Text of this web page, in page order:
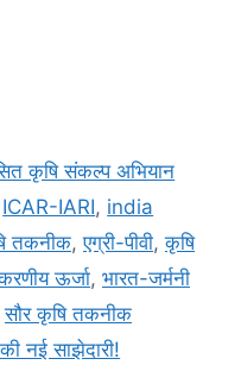
कृषि संकल्प अभियान
ICAR-IARI, india
तकनीक,एग्री-पीवी,कृषि
ऊर्जा, भारत-जर्मनी
सौर कृषि तकनीक
नई साझेदारी!